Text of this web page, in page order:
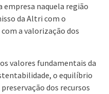
naquela região
da Altri com o
a valorização dos
valores fundamentais da
o equilíbrio
dos recursos